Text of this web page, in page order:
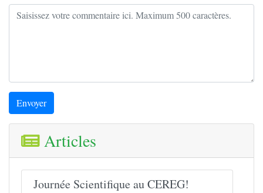
Envoyer
Articles
Journée Scientifique au CEREG!